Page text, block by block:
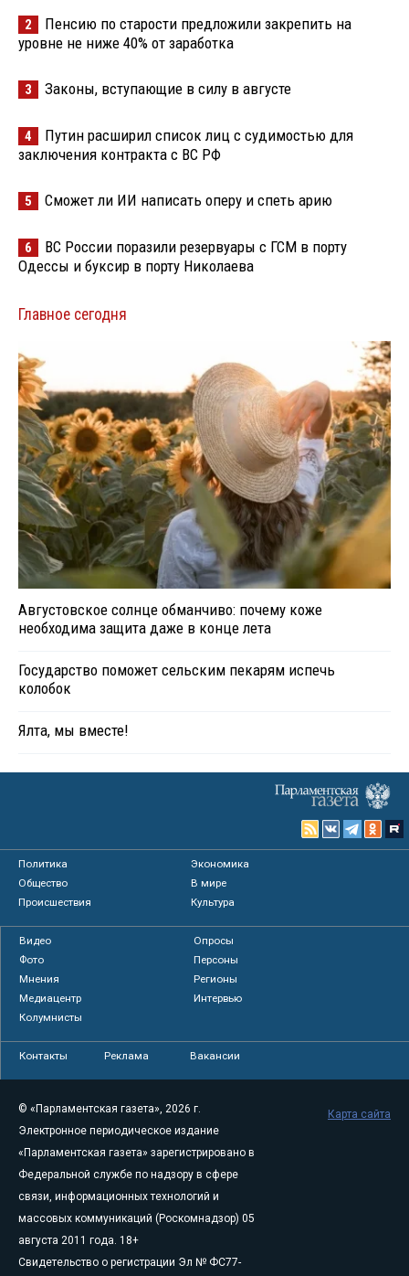
2
Пенсию по старости предложили закрепить на
уровне не ниже 40% от заработка
3 Законы, вступающие в силу в августе
4
Путин расширил список лиц с судимостью для
заключения контракта с ВС РФ
5 Сможет ли ИИ написать оперу и спеть арию
6
ВС России поразили резервуары с ГСМ в порту
Одессы и буксир в порту Николаева
Главное сегодня
Августовское солнце обманчиво: почему коже
необходима защита даже в конце лета
Государство поможет сельским пекарям испечь
колобок
Ялта, мы вместе!
Политика
Экономика
Общество
В мире
Происшествия
Культура
Видео
Опросы
Фото
Персоны
Мнения
Регионы
Медиацентр
Интервью
Колумнисты
Контакты Реклама Вакансии
© «Парламентская газета», 2026 г.
Электронное периодическое издание
«Парламентская газета» зарегистрировано в
Федеральной службе по надзору в сфере
связи, информационных технологий и
массовых коммуникаций (Роскомнадзор) 05
августа 2011 года. 18+
Свидетельство о регистрации Эл № ФС77-
Карта сайта